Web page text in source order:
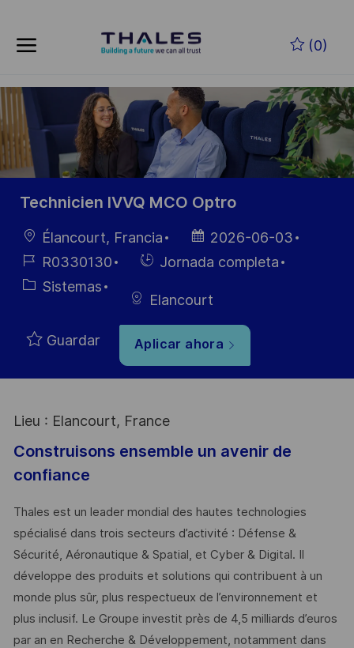
(0)
-
Technicien IVVQ MCO Optro
Ubicación
Élancourt, Francia
Fecha de
publicación
2026-06-03
ID de
empleo
R0330130
HiringJornada completa
Categoría
Sistemas
Elancourt
Guardar Aplicar ahora
Lieu : Elancourt, France
Construisons ensemble un avenir de
confiance
Thales est un leader mondial des hautes technologies
spécialisé dans trois secteurs d’activité : Défense &
Sécurité, Aéronautique & Spatial, et Cyber & Digital. Il
développe des produits et solutions qui contribuent à un
monde plus sûr, plus respectueux de l’environnement et
plus inclusif. Le Groupe investit près de 4,5 milliards d’euros
par an en Recherche & Développement, notamment dans